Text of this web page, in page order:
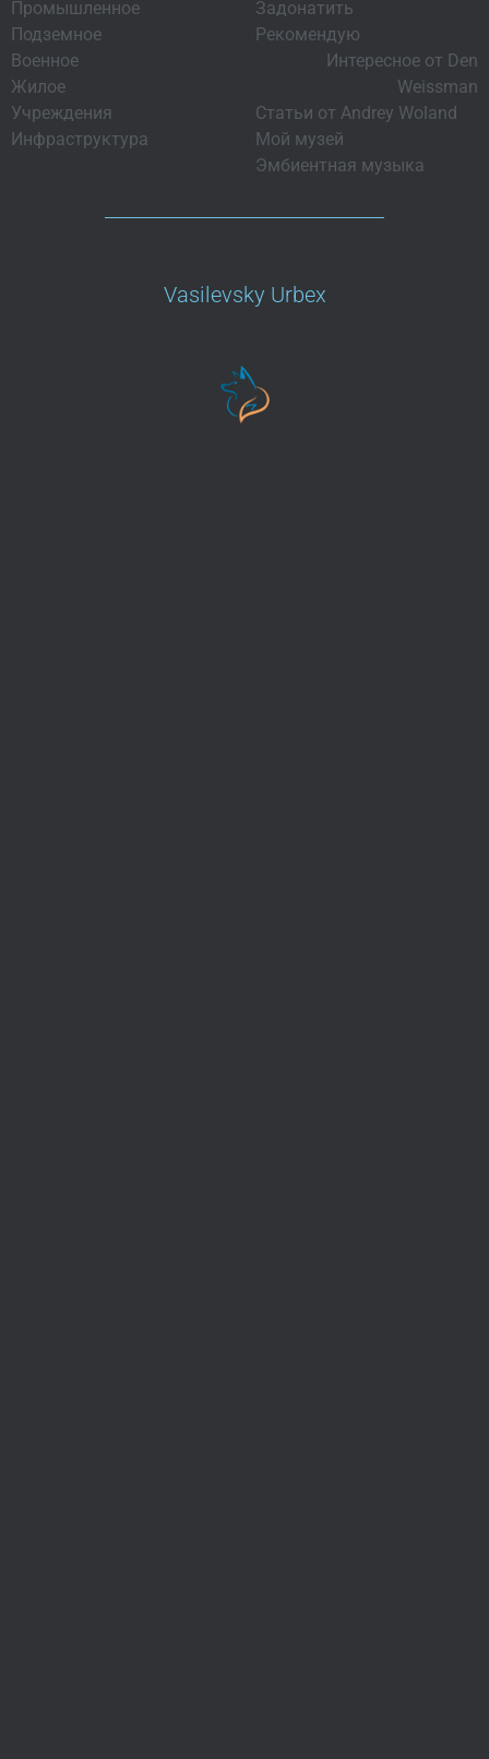
Промышленное
Подземное
Военное
Жилое
Учреждения
Инфраструктура
Задонатить
Рекомендую
Интересное от Den
Weissman
Статьи от Andrey Woland
Мой музей
Эмбиентная музыка
Vasilevsky Urbex